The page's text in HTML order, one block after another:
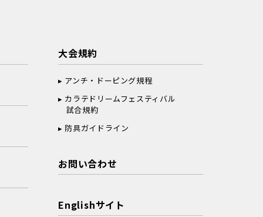
大会規約
アンチ・ドーピング規程
カラテドリームフェスティバル
試合規約
防具ガイドライン
お問い合わせ
Englishサイト